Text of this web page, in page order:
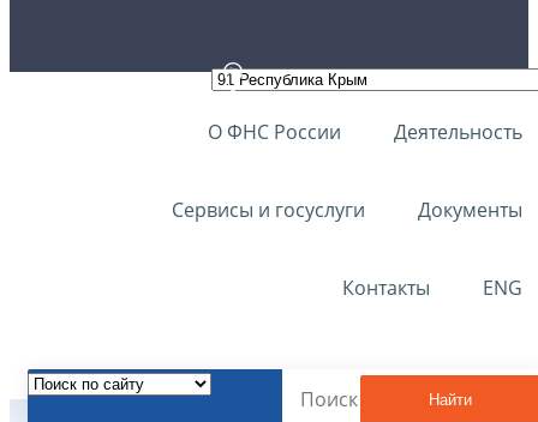
О ФНС России Деятельность
Сервисы и госуслуги Документы
Контакты ENG
Найти